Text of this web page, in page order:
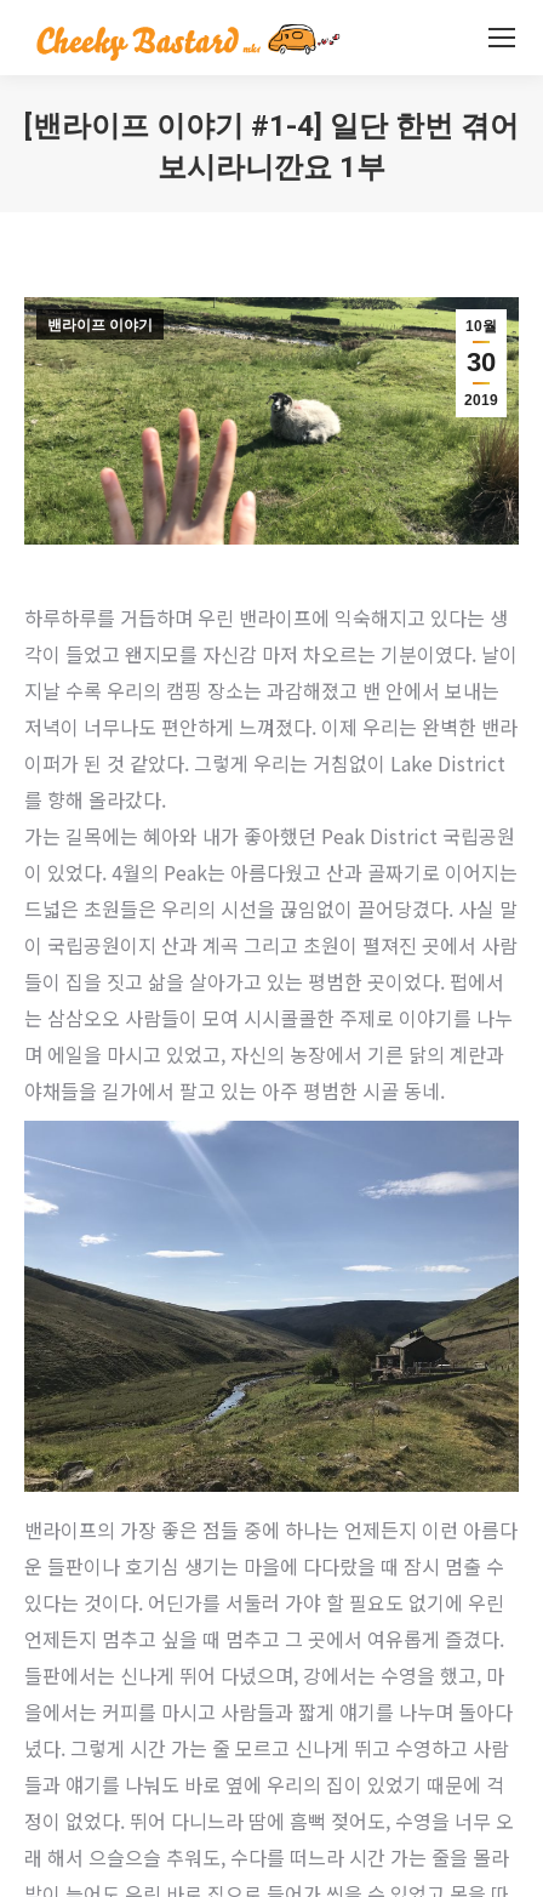
[밴라이프 이야기 #1-4] 일단 한번 겪어
보시라니깐요 1부
10월
30
2019
밴라이프 이야기
하루하루를 거듭하며 우린 밴라이프에 익숙해지고 있다는 생
각이 들었고 왠지모를 자신감 마저 차오르는 기분이였다. 날이
지날 수록 우리의 캠핑 장소는 과감해졌고 밴 안에서 보내는
저녁이 너무나도 편안하게 느껴졌다. 이제 우리는 완벽한 밴라
이퍼가 된 것 같았다. 그렇게 우리는 거침없이 Lake District
를 향해 올라갔다.
가는 길목에는 혜아와 내가 좋아했던 Peak District 국립공원
이 있었다. 4월의 Peak는 아름다웠고 산과 골짜기로 이어지는
드넓은 초원들은 우리의 시선을 끊임없이 끌어당겼다. 사실 말
이 국립공원이지 산과 계곡 그리고 초원이 펼져진 곳에서 사람
들이 집을 짓고 삶을 살아가고 있는 평범한 곳이었다. 펍에서
는 삼삼오오 사람들이 모여 시시콜콜한 주제로 이야기를 나누
며 에일을 마시고 있었고, 자신의 농장에서 기른 닭의 계란과
야채들을 길가에서 팔고 있는 아주 평범한 시골 동네.
밴라이프의 가장 좋은 점들 중에 하나는 언제든지 이런 아름다
운 들판이나 호기심 생기는 마을에 다다랐을 때 잠시 멈출 수
있다는 것이다. 어딘가를 서둘러 가야 할 필요도 없기에 우린
언제든지 멈추고 싶을 때 멈추고 그 곳에서 여유롭게 즐겼다.
들판에서는 신나게 뛰어 다녔으며, 강에서는 수영을 했고, 마
을에서는 커피를 마시고 사람들과 짧게 얘기를 나누며 돌아다
녔다. 그렇게 시간 가는 줄 모르고 신나게 뛰고 수영하고 사람
들과 얘기를 나눠도 바로 옆에 우리의 집이 있었기 때문에 걱
정이 없었다. 뛰어 다니느라 땀에 흠뻑 젖어도, 수영을 너무 오
래 해서 으슬으슬 추워도, 수다를 떠느라 시간 가는 줄을 몰라